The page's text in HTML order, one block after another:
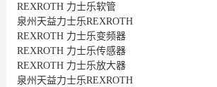
REXROTH 力士乐软管
泉州天益力士乐REXROTH
REXROTH 力士乐变频器
REXROTH 力士乐传感器
REXROTH 力士乐放大器
泉州天益力士乐REXROTH